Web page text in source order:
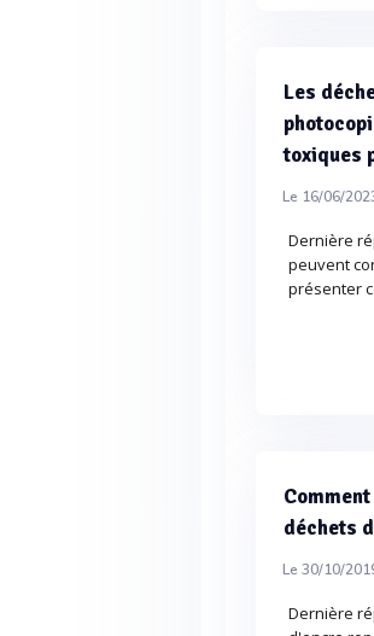
Les
toxiques
Le 16/06/
Dernière
peuvent
présenter
déchets
Le 30/10/
Dernière